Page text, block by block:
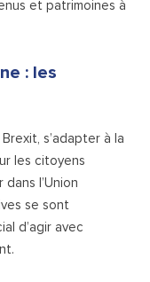
et patrimoines à
: les
s’adapter à la
les citoyens
l’Union
se sont
d’agir avec